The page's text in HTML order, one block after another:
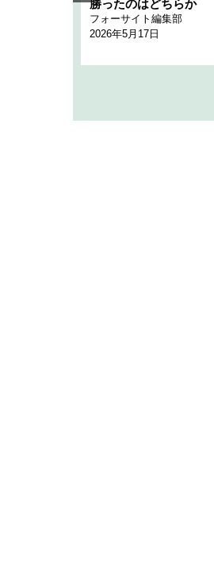
勝ったのはどちらか
フォーサイト編集部
2026年5月17日